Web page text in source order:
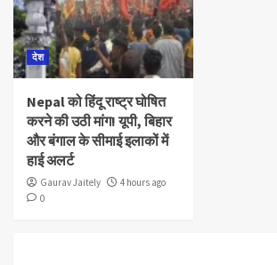
देश
Nepal को हिंदू राष्ट्र घोषित
करने की उठी मांग! यूपी, बिहार
और बंगाल के सीमाई इलाकों में
हाई अलर्ट
Gaurav Jaitely
4 hours ago
0